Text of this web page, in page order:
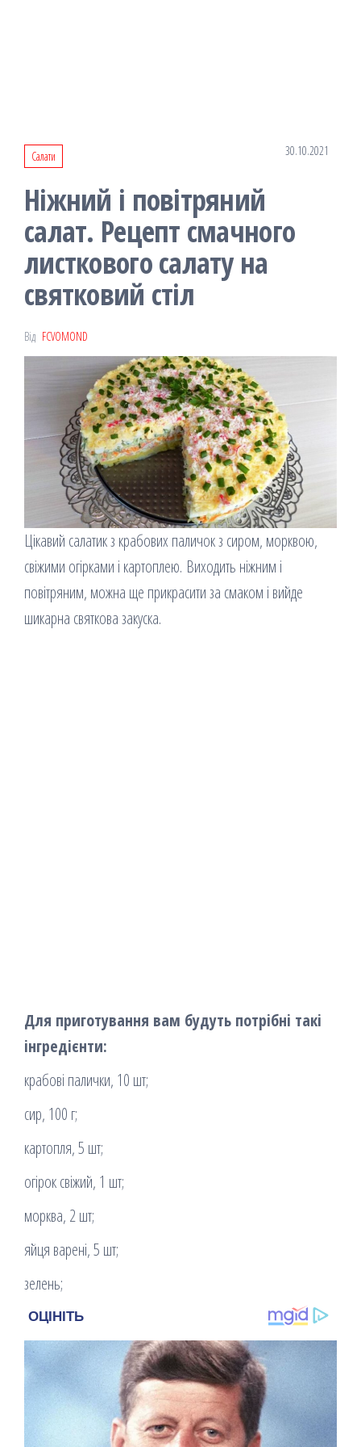
Салати 30.10.2021
Ніжний і повітряний
салат. Рецепт смачного
листкового салату на
святковий стіл
Від FCVOMOND
Цікавий салатик з крабових паличок з сиром, морквою,
свіжими огірками і картоплею. Виходить ніжним і
повітряним, можна ще прикрасити за смаком і вийде
шикарна святкова закуска.
Для приготування вам будуть потрібні такі
інгредієнти:
крабові палички, 10 шт;
сир, 100 г;
картопля, 5 шт;
огірок свіжий, 1 шт;
морква, 2 шт;
яйця варені, 5 шт;
зелень;